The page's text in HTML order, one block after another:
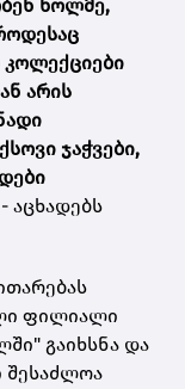
ხოლმე,
კოლექციები
არის
ჯაჭვები,
აცხადებს
ფილიალი
გაიხსნა და
შესაძლოა